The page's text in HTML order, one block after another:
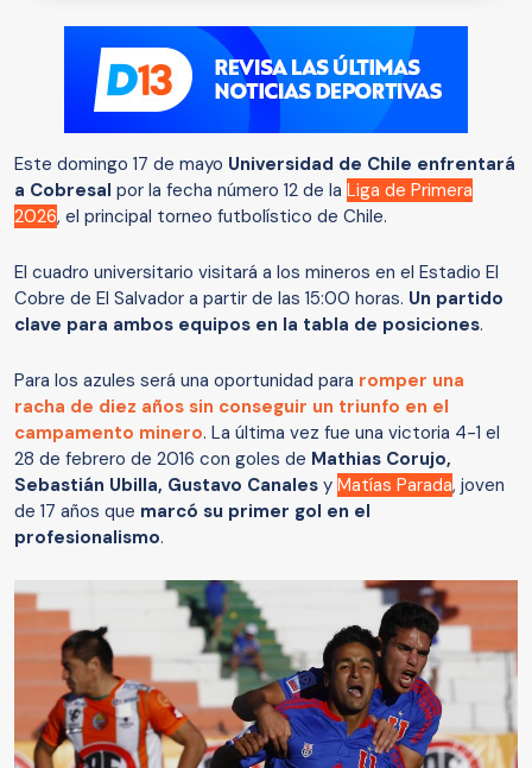
Este domingo 17 de mayo Universidad de Chile enfrentará
a Cobresal por la fecha número 12 de la Liga de Primera
2026, el principal torneo futbolístico de Chile.
El cuadro universitario visitará a los mineros en el Estadio El
Cobre de El Salvador a partir de las 15:00 horas. Un partido
clave para ambos equipos en la tabla de posiciones.
Para los azules será una oportunidad para romper una
racha de diez años sin conseguir un triunfo en el
campamento minero. La última vez fue una victoria 4-1 el
28 de febrero de 2016 con goles de Mathias Corujo,
Sebastián Ubilla, Gustavo Canales y Matías Parada, joven
de 17 años que marcó su primer gol en el
profesionalismo.